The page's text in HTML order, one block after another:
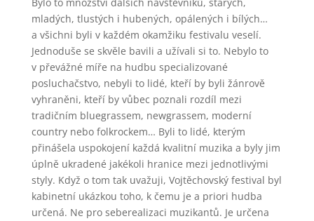
mladých, tlustých i hubených, opálených i bílých…
a všichni byli v každém okamžiku festivalu veselí.
Jednoduše se skvěle bavili a užívali si to. Nebylo to
v převážné míře na hudbu specializované
posluchačstvo, nebyli to lidé, kteří by byli žánrově
vyhraněni, kteří by vůbec poznali rozdíl mezi
tradičním bluegrassem, newgrassem, moderní
country nebo folkrockem… Byli to lidé, kterým
přinášela uspokojení každá kvalitní muzika a byly jim
úplně ukradené jakékoli hranice mezi jednotlivými
styly. Když o tom tak uvažuji, Vojtěchovský festival byl
kabinetní ukázkou toho, k čemu je a priori hudba
určená. Ne pro seberealizaci muzikantů. Je určena